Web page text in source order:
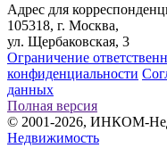
Адрес для
105318, г. Москва,
ул. Щербаковская, 3
Ограничение
конфиденциальности
данных
Полная версия
© 2001-2026, ИНКОМ-
Недвижимость